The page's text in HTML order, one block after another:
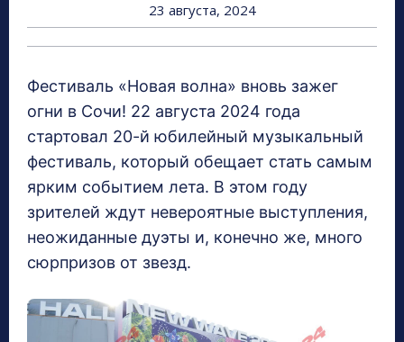
23 августа, 2024
Фестиваль «Новая волна» вновь зажег
огни в Сочи! 22 августа 2024 года
стартовал 20-й юбилейный музыкальный
фестиваль, который обещает стать самым
ярким событием лета. В этом году
зрителей ждут невероятные выступления,
неожиданные дуэты и, конечно же, много
сюрпризов от звезд.